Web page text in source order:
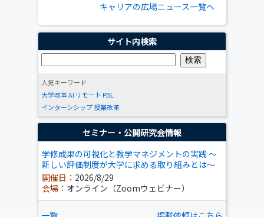
キャリアの広場ニュース一覧へ
サイト内検索
人気キーワード
大学改革AI リモート PBL
インターンシップ授業改革
セミナー・公開研究会情報
学修成果の可視化と教学マネジメントの実践 ～
新しい評価制度が大学に求める取り組みとは～
開催日： 2026/8/29
会場： オンライン（Zoomウェビナー）